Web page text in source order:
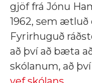
gjöf frá Jónu
1962, sem ætluð
Fyrirhuguð
að því að bæta
skólanum, að